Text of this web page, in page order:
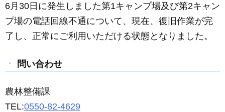
c
e
b
o
o
k
ail ss
e
n
er
e
6月30日に発生しました第1キャンプ場及び第2キャン
プ場の電話回線不通について、現在、復旧作業が完
了し、正常にご利用いただける状態となりました。
問い合わせ
農林整備課
TEL:0550-82-4629